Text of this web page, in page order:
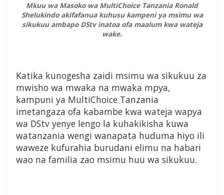
Mkuu wa Masoko wa MultiChoice Tanzania Ronald
Shelukindo akifafanua kuhusu kampeni ya msimu wa
sikukuu ambapo DStv inatoa ofa maalum kwa wateja
wake.
Katika kunogesha zaidi msimu wa sikukuu za
mwisho wa mwaka na mwaka mpya,
kampuni ya MultiChoice Tanzania
imetangaza ofa kabambe kwa wateja wapya
wa DStv yenye lengo la kuhakikisha kuwa
watanzania wengi wanapata huduma hiyo ili
waweze kufurahia burudani elimu na habari
wao na familia zao msimu huu wa sikukuu.